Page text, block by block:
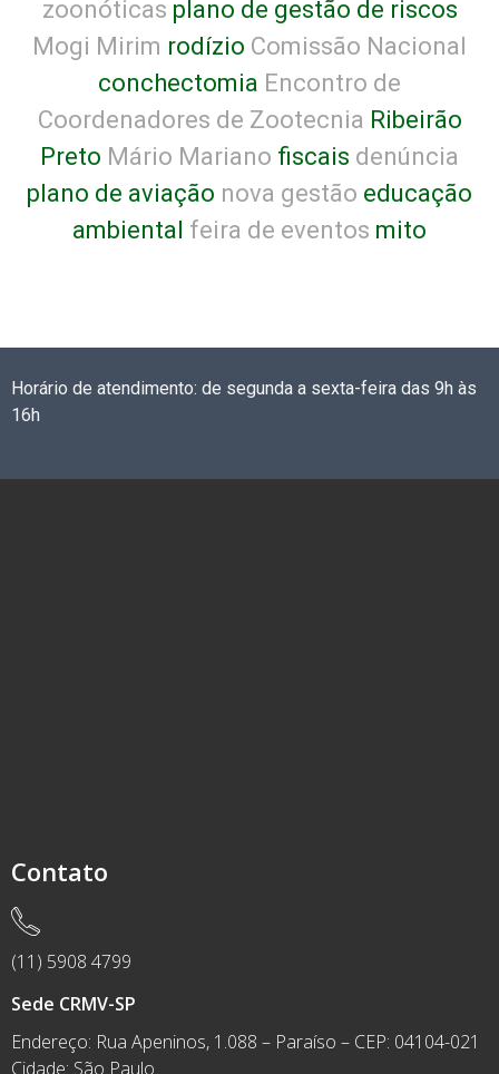
zoonóticas plano de gestão de riscos
Mogi Mirim rodízio Comissão Nacional
conchectomia Encontro de
Coordenadores de Zootecnia Ribeirão
Preto Mário Mariano fiscais denúncia
plano de aviação nova gestão educação
ambiental feira de eventos mito
Horário de atendimento: de segunda a sexta-feira das 9h às
16h
Contato
(11) 5908 4799
Sede CRMV-SP
Endereço: Rua Apeninos, 1.088 – Paraíso – CEP: 04104-021
Cidade: São Paulo